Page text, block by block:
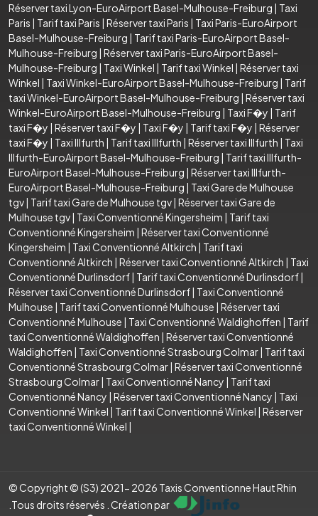
Réserver taxi Lyon-EuroAirport Basel-Mulhouse-Freiburg | Taxi
Paris | Tarif taxi Paris | Réserver taxi Paris | Taxi Paris-EuroAirport
Basel-Mulhouse-Freiburg | Tarif taxi Paris-EuroAirport Basel-
Mulhouse-Freiburg | Réserver taxi Paris-EuroAirport Basel-
Mulhouse-Freiburg | Taxi Winkel | Tarif taxi Winkel | Réserver taxi
Winkel | Taxi Winkel-EuroAirport Basel-Mulhouse-Freiburg | Tarif
taxi Winkel-EuroAirport Basel-Mulhouse-Freiburg | Réserver taxi
Winkel-EuroAirport Basel-Mulhouse-Freiburg | Taxi F�y | Tarif
taxi F�y | Réserver taxi F�y | Taxi F�y | Tarif taxi F�y | Réserver
taxi F�y | Taxi Illfurth | Tarif taxi Illfurth | Réserver taxi Illfurth | Taxi
Illfurth-EuroAirport Basel-Mulhouse-Freiburg | Tarif taxi Illfurth-
EuroAirport Basel-Mulhouse-Freiburg | Réserver taxi Illfurth-
EuroAirport Basel-Mulhouse-Freiburg | Taxi Gare de Mulhouse
tgv| Tarif taxi Gare de Mulhouse tgv| Réserver taxi Gare de
Mulhouse tgv| Taxi Conventionné Kingersheim | Tarif taxi
Conventionné Kingersheim | Réserver taxi Conventionné
Kingersheim | Taxi Conventionné Altkirch | Tarif taxi
Conventionné Altkirch | Réserver taxi Conventionné Altkirch | Taxi
Conventionné Durlinsdorf| Tarif taxi Conventionné Durlinsdorf|
Réserver taxi Conventionné Durlinsdorf| Taxi Conventionné
Mulhouse | Tarif taxi Conventionné Mulhouse | Réserver taxi
Conventionné Mulhouse | Taxi Conventionné Waldighoffen | Tarif
taxi Conventionné Waldighoffen | Réserver taxi Conventionné
Waldighoffen | Taxi Conventionné Strasbourg Colmar| Tarif taxi
Conventionné Strasbourg Colmar| Réserver taxi Conventionné
Strasbourg Colmar| Taxi Conventionné Nancy | Tarif taxi
Conventionné Nancy | Réserver taxi Conventionné Nancy | Taxi
Conventionné Winkel | Tarif taxi Conventionné Winkel | Réserver
taxi Conventionné Winkel |
© Copyright © (S3) 2021- 2026 Taxis Conventionne Haut Rhin
.Tous droits réservés . Création par